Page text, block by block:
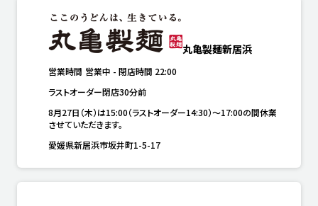
丸亀製麺新居浜
営業時間 営業中 - 閉店時間 22:00
ラストオーダー閉店30分前
8月27日（木）は15:00（ラストオーダー14:30）～17:00の間休業
させていただきます。
愛媛県新居浜市坂井町1-5-17